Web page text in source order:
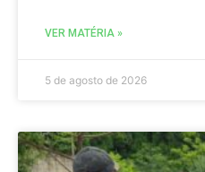
VER MATÉRIA »
5 de agosto de 2026